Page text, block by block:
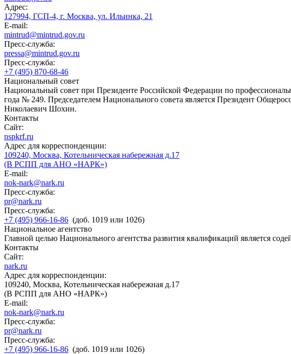
Адрес:
127994, ГСП-4, г. Москва, ул. Ильинка, 21
E-mail:
mintrud@mintrud.gov.ru
Пресс-служба:
pressa@mintrud.gov.ru
Пресс-служба:
+7 (495) 870-68-46
Национальный совет
Национальный совет при Президенте Российской Федерации по
года № 249. Председателем Национального совета является Президент
Николаевич Шохин.
Контакты
Сайт:
nspkrf.ru
Адрес для корреспонденции:
109240, Москва, Котельническая набережная д.17
(В РСПП для АНО «НАРК»)
E-mail:
nok-nark@nark.ru
Пресс-служба:
pr@nark.ru
Пресс-служба:
+7 (495) 966-16-86 (доб. 1019 или 1026)
Национальное агентство
Главной целью Национального агентства развития квалификаций является
Контакты
Сайт:
nark.ru
Адрес для корреспонденции:
109240, Москва, Котельническая набережная д.17
(В РСПП для АНО «НАРК»)
E-mail:
nok-nark@nark.ru
Пресс-служба:
pr@nark.ru
Пресс-служба:
+7 (495) 966-16-86 (доб. 1019 или 1026)